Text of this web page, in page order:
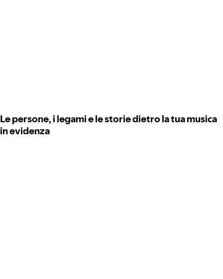
Le persone, i legami e le storie dietro la tua musica
in evidenza